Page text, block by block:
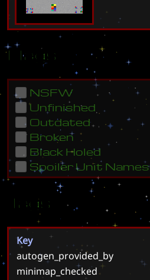
Flags
NSFW
Unfinished
Outdated
Broken
Black Holed
Spoiler Unit Names
Tags
Key
autogen_provided_by
minimap_checked